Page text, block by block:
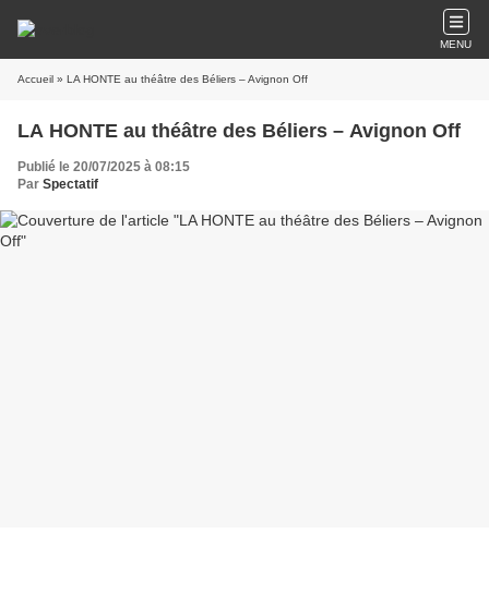
MENU
Accueil » LA HONTE au théâtre des Béliers – Avignon Off
LA HONTE au théâtre des Béliers – Avignon Off
Publié le 20/07/2025 à 08:15
Par Spectatif